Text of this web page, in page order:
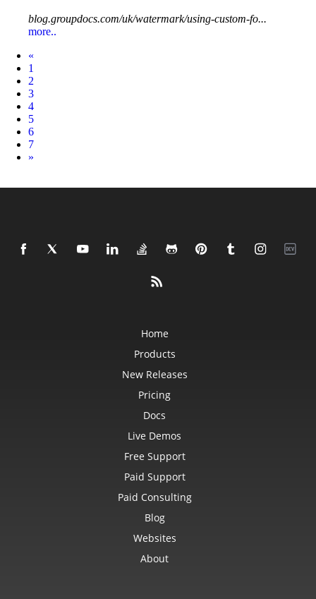
blog.groupdocs.com/uk/watermark/using-custom-fo...
more..
«
1
2
3
4
5
6
7
Next
»
Home
Products
New Releases
Pricing
Docs
Live Demos
Free Support
Paid Support
Paid Consulting
Blog
Websites
About